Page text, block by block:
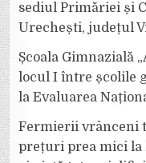
sediul Primăriei și
Urechești, județul
Școala Gimnazială
locul I între școlile
la Evaluarea
Fermierii vrânceni
prețuri prea mici la